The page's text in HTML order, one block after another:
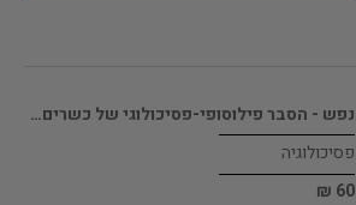
נפש - הסבר פילוסופי-פסיכולוגי של כשרים…
פסיכולוגיה
60 ₪